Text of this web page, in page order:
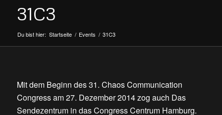
31C3
Du bist hier: Startseite / Events / 31C3
Mit dem Beginn des 31. Chaos Communication
Congress am 27. Dezember 2014 zog auch Das
Sendezentrum in das Congress Centrum Hamburg.